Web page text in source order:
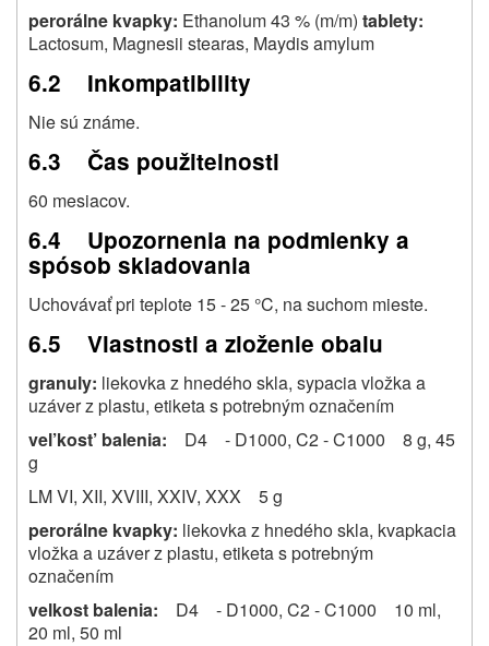
perorálne kvapky: Ethanolum 43 % (m/m) tablety:
Lactosum, Magnesii stearas, Maydis amylum
6.2 Inkompatibility
Nie sú známe.
6.3 Čas použitelnosti
60 mesiacov.
6.4 Upozornenia na podmienky a
spósob skladovania
Uchovávať pri teplote 15 - 25 °C, na suchom mieste.
6.5 Vlastnosti a zloženie obalu
granuly: liekovka z hnedého skla, sypacia vložka a
uzáver z plastu, etiketa s potrebným označením
vel’kost’ balenia: D4 - D1000, C2 - C1000 8 g, 45
g
LM VI, XII, XVIII, XXIV, XXX 5 g
perorálne kvapky: liekovka z hnedého skla, kvapkacia
vložka a uzáver z plastu, etiketa s potrebným
označením
velkost balenia: D4 - D1000, C2 - C1000 10 ml,
20 ml, 50 ml